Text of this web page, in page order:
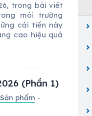
trong bài viết
môi trường
cải tiến này
cao hiệu quả
(Phần 1)
Sản phẩm -